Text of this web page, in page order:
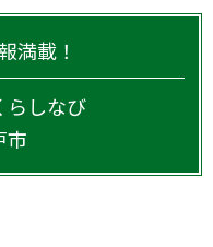
満載！
らしなび
市